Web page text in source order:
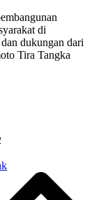
di
dukungan dari
Tira Tangka